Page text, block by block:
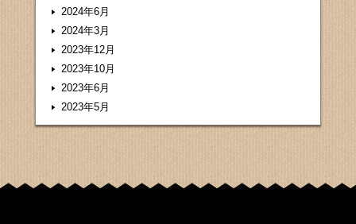
2024年6月
2024年3月
2023年12月
2023年10月
2023年6月
2023年5月